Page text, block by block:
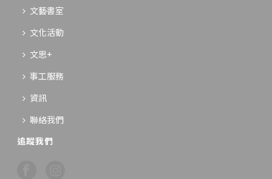
文藝書室
文化活動
文思+
事工服務
資訊
聯絡我們
追蹤我們